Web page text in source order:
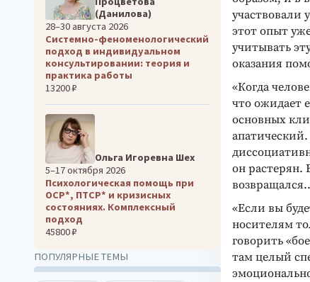
участвовали
этот опыт
учитывать
оказания
«Когда
что ожидает
основных
он растерян.
«Если вы
носителям
говорить
там целый
(Данилова)
28–30 августа 2026
Системно-феноменологический
подход в индивидуальном
консультировании: теория и
практика работы
13200 ₽
Ольга Игоревна Шех
5–17 октября 2026
Психологическая помощь при
ОСР*, ПТСР* и кризисных
состояниях. Комплексный
подход
45800 ₽
ПОПУЛЯРНЫЕ ТЕМЫ